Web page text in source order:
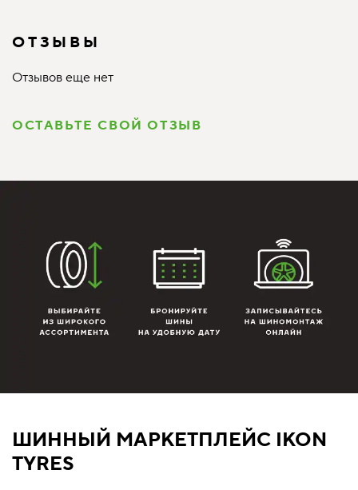
ОТЗЫВЫ
Отзывов еще нет
ОСТАВЬТЕ СВОЙ ОТЗЫВ
ШИННЫЙ МАРКЕТПЛЕЙС IKON
TYRES